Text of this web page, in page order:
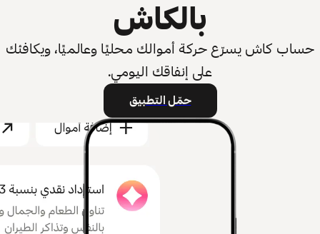
بالكاش
حساب كاش يسرّع حركة أموالك محليًا وعالميًا، ويكافئك
على إنفاقك اليومي.
حمّل التطبيق